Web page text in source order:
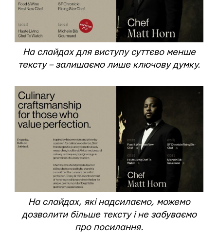
На слайдах для виступу суттєво менше
тексту – залишаємо лише ключову думку.
На слайдах, які надсилаємо, можемо
дозволити більше тексту і не забуваємо
про посилання.